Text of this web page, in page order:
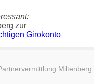
zur
Girokonto
Miltenberg